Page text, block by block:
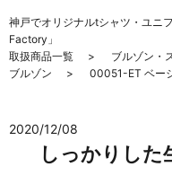
神戸でオリジナルtシャツ・ユニ
Factory」
取扱商品一覧
ブルゾン・
ブルゾン
00051-ET ベー
2020/12/08
しっかりした